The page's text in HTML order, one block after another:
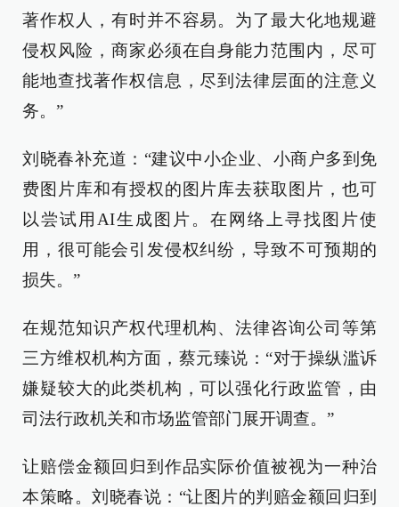
著作权人，有时并不容易。为了最大化地规避
侵权风险，商家必须在自身能力范围内，尽可
能地查找著作权信息，尽到法律层面的注意义
务。”
刘晓春补充道：“建议中小企业、小商户多到免
费图片库和有授权的图片库去获取图片，也可
以尝试用AI生成图片。在网络上寻找图片使
用，很可能会引发侵权纠纷，导致不可预期的
损失。”
在规范知识产权代理机构、法律咨询公司等第
三方维权机构方面，蔡元臻说：“对于操纵滥诉
嫌疑较大的此类机构，可以强化行政监管，由
司法行政机关和市场监管部门展开调查。”
让赔偿金额回归到作品实际价值被视为一种治
本策略。刘晓春说：“让图片的判赔金额回归到